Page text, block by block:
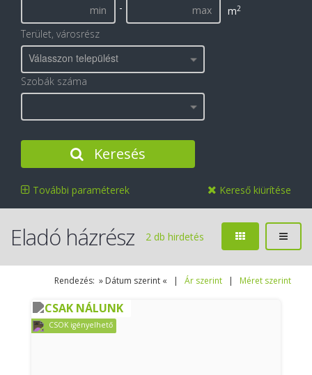
-
m2
Terület, városrész
Válasszon települést
Szobák száma
Keresés
További paraméterek Kereső kiürítése
2 db hirdetés
Eladó házrész
Rendezés: » Dátum szerint « | Ár szerint | Méret szerint
CSAK NÁLUNK
CSOK igényelhető